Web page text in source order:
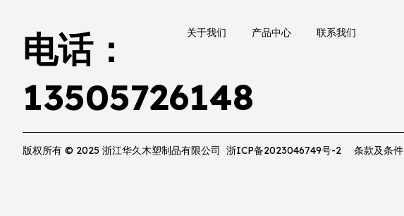
电话：
13505726148
关于我们 产品中心 联系我们
版权所有 © 2025 浙江华久木塑制品有限公司 浙ICP备2023046749号-2 条款及条件